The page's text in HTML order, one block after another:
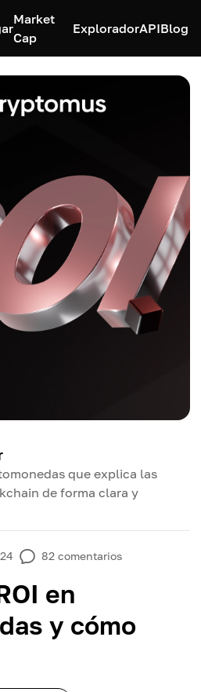
Market
Cap
ExploradorAPIBlog
que explica las
de forma clara y
82 comentarios
en
y cómo